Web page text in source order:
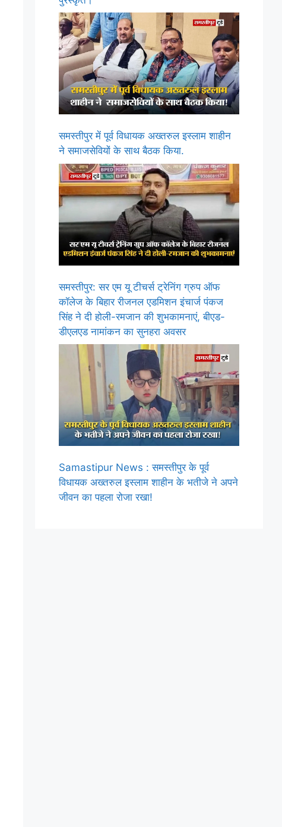
समस्तीपुर में पूर्व विधायक अख्तरुल इस्लाम शाहीन
ने समाजसेवियों के साथ बैठक किया.
समस्तीपुर: सर एम यू टीचर्स ट्रेनिंग ग्रुप ऑफ
कॉलेज के बिहार रीजनल एडमिशन इंचार्ज पंकज
सिंह ने दी होली-रमजान की शुभकामनाएं, बीएड-
डीएलएड नामांकन का सुनहरा अवसर
Samastipur News : समस्तीपुर के पूर्व
विधायक अख्तरुल इस्लाम शाहीन के भतीजे ने अपने
जीवन का पहला रोजा रखा!